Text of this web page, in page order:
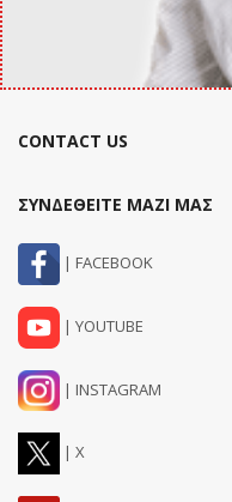
CONTACT US
ΣΥΝΔΕΘΕΙΤΕ ΜΑΖΙ ΜΑΣ
| FACEBOOK
| YOUTUBE
| INSTAGRAM
| X